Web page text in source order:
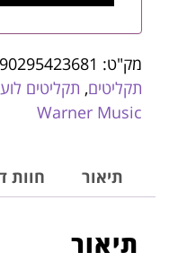
מק"ט:
תקליטים, תקליטים
Warner Music
תיאור חוות
תיאור